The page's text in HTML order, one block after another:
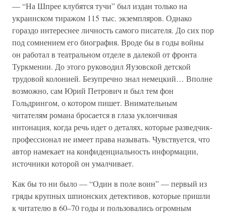
— “На Шпрее клубятся тучи” был издан только на
украинском тиражом 115 тыс. экземпляров. Однако
гораздо интереснее личность самого писателя. До сих пор
под сомнением его биография. Вроде бы в годы войны
он работал в театральном отделе в далекой от фронта
Туркмении. До этого руководил Яузовской детской
трудовой колонией. Безупречно знал немецкий… Вполне
возможно, сам Юрий Петрович и был тем фон
Гольдрингом, о котором пишет. Внимательным
читателям романа бросается в глаза уклончивая
интонация, когда речь идет о деталях, которые разведчик-
профессионал не имеет права называть. Чувствуется, что
автор намекает на конфиденциальность информации,
источники которой он умалчивает.
Как бы то ни было — “Один в поле воин” — первый из
гряды крупных шпионских детективов, которые пришли
к читателю в 60–70 годы и пользовались огромным